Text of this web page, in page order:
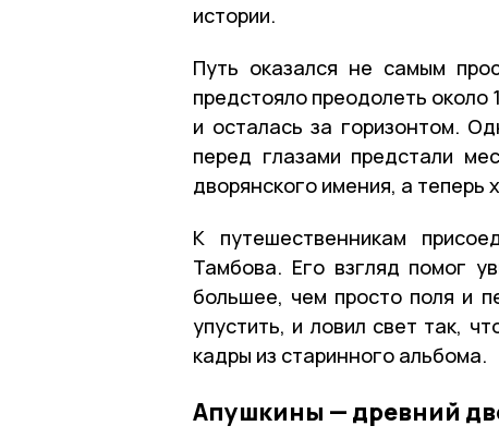
истории.
Путь оказался не самым
предстояло преодолеть около
и осталась за горизонтом.
перед глазами предстали
дворянского имения, а теперь
К путешественникам
Тамбова. Его взгляд помог
большее, чем просто поля и
упустить, и ловил свет так,
кадры из старинного альбома.
Апушкины — древний